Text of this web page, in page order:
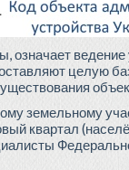
означает
целую
земельному
квартал